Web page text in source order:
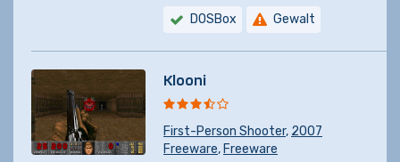
DOSBox Gewalt
Klooni
First-Person Shooter, 2007
Freeware, Freeware